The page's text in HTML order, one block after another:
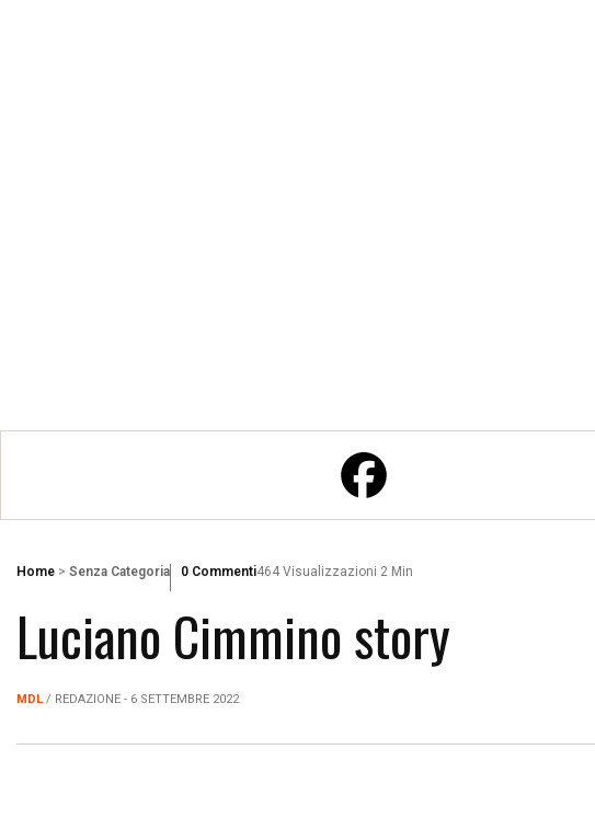
Home > Senza Categoria 464 Visualizzazioni 2 Min
0 Commenti
Luciano Cimmino story
MDL / REDAZIONE - 6 SETTEMBRE 2022